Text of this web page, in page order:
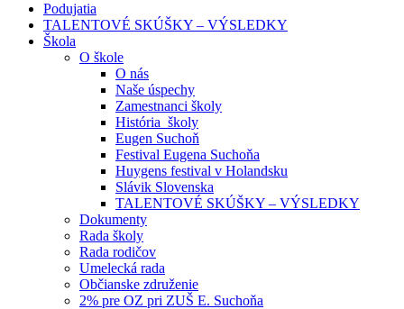
Podujatia
TALENTOVÉ SKÚŠKY – VÝSLEDKY
Škola
O škole
O nás
Naše úspechy
Zamestnanci školy
História školy
Eugen Suchoň
Festival Eugena Suchoňa
Huygens festival v Holandsku
Slávik Slovenska
TALENTOVÉ SKÚŠKY – VÝSLEDKY
Dokumenty
Rada školy
Rada rodičov
Umelecká rada
Občianske združenie
2% pre OZ pri ZUŠ E. Suchoňa